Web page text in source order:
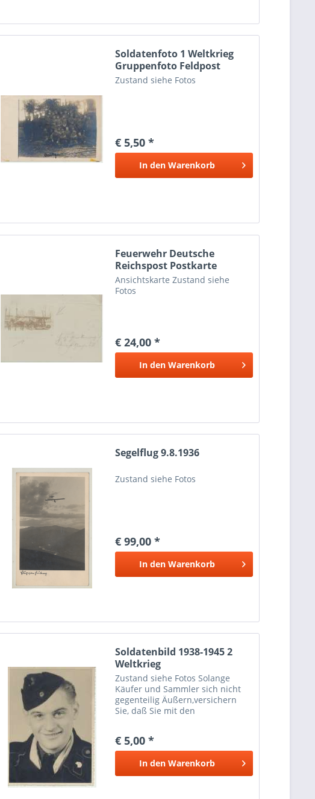
Soldatenfoto 1 Weltkrieg
Gruppenfoto Feldpost
Zustand siehe Fotos
€ 5,50 *
In den Warenkorb
Feuerwehr Deutsche
Reichspost Postkarte
ca.1899
Ansichtskarte Zustand siehe
Fotos
€ 24,00 *
In den Warenkorb
Segelflug 9.8.1936
Zustand siehe Fotos
€ 99,00 *
In den Warenkorb
Soldatenbild 1938-1945 2
Weltkrieg
Zustand siehe Fotos Solange
Käufer und Sammler sich nicht
gegenteilig Äußern,versichern
Sie, daß Sie mit den
Reiches Nur zu Zwecken der
staatsbürgerlichen Aufklärung,
€ 5,00 *
In den Warenkorb